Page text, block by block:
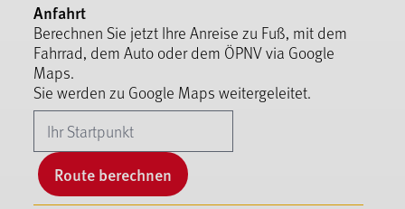
Anfahrt
Berechnen Sie jetzt Ihre Anreise zu Fuß, mit dem
Fahrrad, dem Auto oder dem ÖPNV via Google
Maps.
Sie werden zu Google Maps weitergeleitet.
Route berechnen